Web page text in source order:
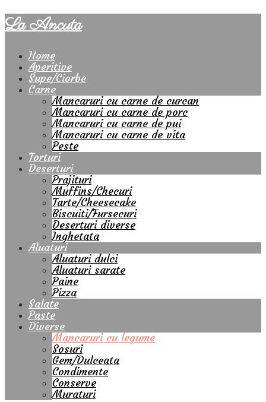
La Ancuta
Home
Aperitive
Supe/Ciorbe
Carne
Mancaruri cu carne de curcan
Mancaruri cu carne de porc
Mancaruri cu carne de pui
Mancaruri cu carne de vita
Peste
Torturi
Deserturi
Prajituri
Muffins/Checuri
Tarte/Cheesecake
Biscuiti/Fursecuri
Deserturi diverse
Inghetata
Aluaturi
Aluaturi dulci
Aluaturi sarate
Paine
Pizza
Salate
Paste
Diverse
Mancaruri cu legume
Sosuri
Gem/Dulceata
Condimente
Conserve
Muraturi